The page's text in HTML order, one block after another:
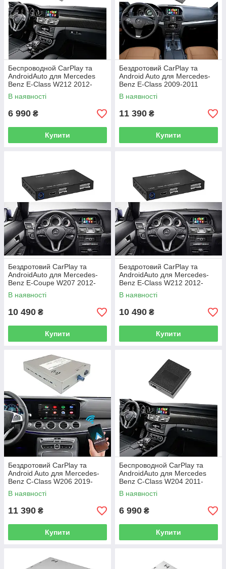
Беспроводной CarPlay та
AndroidAuto для Mercedes
Benz E-Class W212 2012-
2015 (NTG 4.5 System)
В наявності
6 990 ₴
Купити
Бездротовий CarPlay та
Android Auto для Mercedes-
Benz E-Class 2009-2011
(система NTG 4.0)
В наявності
11 390 ₴
Купити
Бездротовий CarPlay та
AndroidAuto для Mercedes-
Benz E-Coupe W207 2012-
2014 (NTG 4.5 / 4.7 System)
В наявності
10 490 ₴
Купити
Бездротовий CarPlay та
AndroidAuto для Mercedes-
Benz E-Class W212 2012-
2014 (NTG 4.5 / 4.7 System)
В наявності
10 490 ₴
Купити
Бездротовий CarPlay та
Android Auto для Mercedes-
Benz C-Class W206 2019-
2020 (система NTG 5.5).
В наявності
11 390 ₴
Купити
Беспроводной CarPlay та
AndroidAuto для Mercedes
Benz C-Class W204 2011-
2014 (NTG 4.5 System)
В наявності
6 990 ₴
Купити